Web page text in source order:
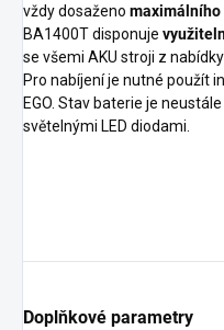
vždy dosaženo maximálního
BA1400T disponuje
se všemi AKU stroji z
Pro nabíjení je nutné použít
EGO. Stav baterie je
světelnými LED diodami.
Doplňkové parametry